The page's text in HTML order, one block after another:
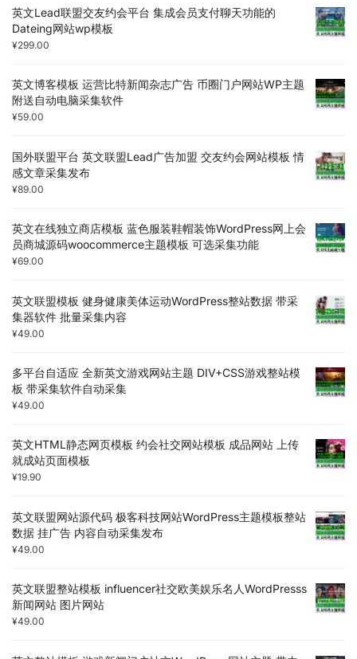
英文Lead联盟交友约会平台 集成会员支付聊天功能的
Dateing网站wp模板
¥299.00
英文博客模板 运营比特新闻杂志广告 币圈门户网站WP主题
附送自动电脑采集软件
¥59.00
国外联盟平台 英文联盟Lead广告加盟 交友约会网站模板 情
感文章采集发布
¥89.00
英文在线独立商店模板 蓝色服装鞋帽装饰WordPress网上会
员商城源码woocommerce主题模板 可选采集功能
¥69.00
英文联盟模板 健身健康美体运动WordPress整站数据 带采
集器软件 批量采集内容
¥49.00
多平台自适应 全新英文游戏网站主题 DIV+CSS游戏整站模
板 带采集软件自动采集
¥49.00
英文HTML静态网页模板 约会社交网站模板 成品网站 上传
就成站页面模板
¥19.90
英文联盟网站源代码 极客科技网站WordPress主题模板整站
数据 挂广告 内容自动采集发布
¥49.00
英文联盟整站模板 influencer社交欧美娱乐名人WordPresss
新闻网站 图片网站
¥49.00